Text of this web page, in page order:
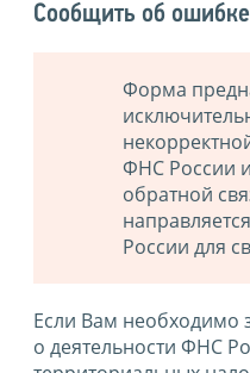
Сообщить об ошибке
Форма
ФНС России
обратной
России для
Если Вам необходимо
о деятельности ФНС